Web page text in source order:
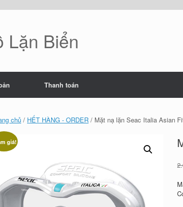
Lặn Biển
Thanh toán
chủ / HẾT HÀNG - ORDER / Mặt nạ lặn Seac Italia Asian
giá!